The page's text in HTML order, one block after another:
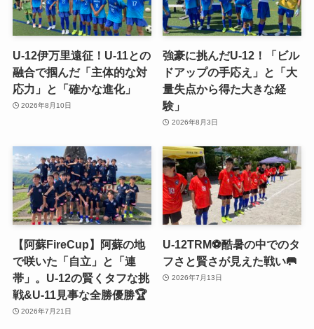
U-12伊万里遠征！U-11との
融合で掴んだ「主体的な対
応力」と「確かな進化」
2026年8月10日
強豪に挑んだU-12！「ビル
ドアップの手応え」と「大
量失点から得た大きな経
験」
2026年8月3日
【阿蘇FireCup】阿蘇の地
で咲いた「自立」と「連
帯」。U-12の賢くタフな挑
戦&U-11見事な全勝優勝🏆
2026年7月21日
U-12TRM⚽️酷暑の中でのタ
フさと賢さが見えた戦い🥅
2026年7月13日